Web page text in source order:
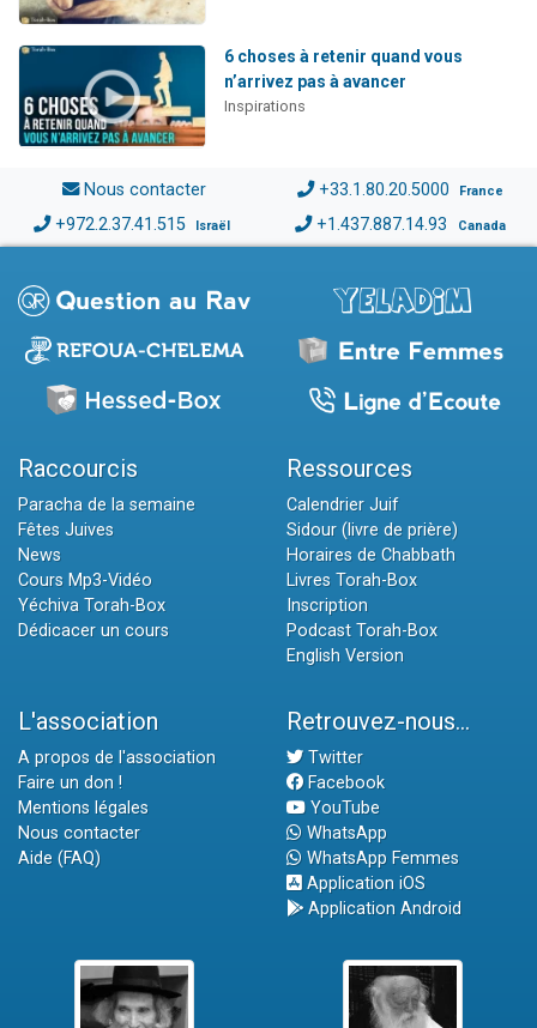
6 choses à retenir quand vous
n’arrivez pas à avancer
Inspirations
Nous contacter +33.1.80.20.5000 France
+972.2.37.41.515 Israël +1.437.887.14.93 Canada
Raccourcis
Paracha de la semaine
Fêtes Juives
News
Cours Mp3-Vidéo
Yéchiva Torah-Box
Dédicacer un cours
Ressources
Calendrier Juif
Sidour (livre de prière)
Horaires de Chabbath
Livres Torah-Box
Inscription
Podcast Torah-Box
English Version
L'association
A propos de l'association
Faire un don !
Mentions légales
Nous contacter
Aide (FAQ)
Retrouvez-nous...
Twitter
Facebook
YouTube
WhatsApp
WhatsApp Femmes
Application iOS
Application Android